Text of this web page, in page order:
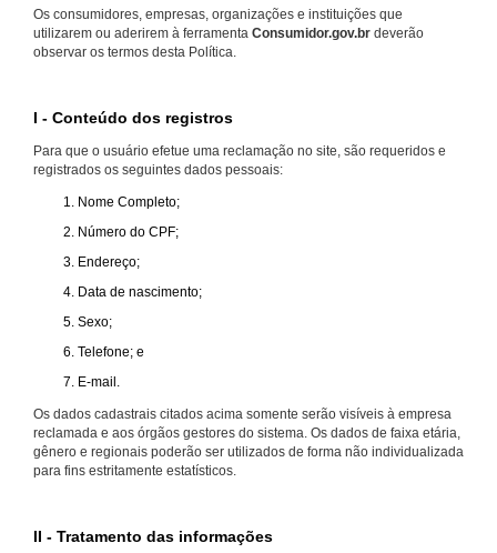
Os consumidores, empresas, organizações e instituições que
utilizarem ou aderirem à ferramenta Consumidor.gov.br deverão
observar os termos desta Política.
I - Conteúdo dos registros
Para que o usuário efetue uma reclamação no site, são requeridos e
registrados os seguintes dados pessoais:
Nome Completo;
Número do CPF;
Endereço;
Data de nascimento;
Sexo;
Telefone; e
E-mail.
Os dados cadastrais citados acima somente serão visíveis à empresa
reclamada e aos órgãos gestores do sistema. Os dados de faixa etária,
gênero e regionais poderão ser utilizados de forma não individualizada
para fins estritamente estatísticos.
II - Tratamento das informações